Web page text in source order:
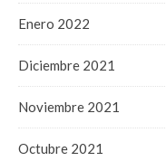
Enero 2022
Diciembre 2021
Noviembre 2021
Octubre 2021